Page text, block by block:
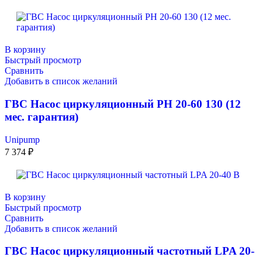
В корзину
Быстрый просмотр
Сравнить
Добавить в список желаний
ГВС Насос циркуляционный PН 20-60 130 (12
мес. гарантия)
Unipump
7 374 ₽
В корзину
Быстрый просмотр
Сравнить
Добавить в список желаний
ГВС Насос циркуляционный частотный LPA 20-